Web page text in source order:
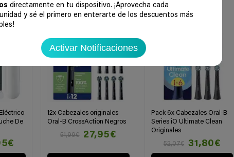
directamente en tu dispositivo. ¡Aprovecha cada
y sé el primero en enterarte de los descuentos más
Activar Notificaciones
De
-46%
12x Cabezales originales
Oral-B CrossAction Negros
51,99€
27,95€
-39%
Pack 6x Cabezales Oral-B
Series iO Ultimate Clean
Originales
52,07€
31,80€